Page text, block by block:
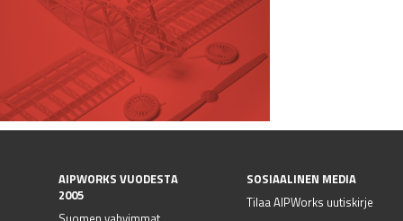
AIPWORKS VUODESTA
2005
SOSIAALINEN MEDIA
Tilaa AIPWorks uutiskirje